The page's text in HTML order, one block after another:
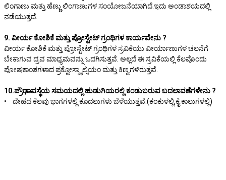
ಲಿಂಗಾಣು ಮತ್ತು ಹೆಣ್ಣು ಲಿಂಗಾಣುಗಳ ಸಂಯೋಜನೆಯಾಗಿದೆ.ಇದು ಅಂಡಾಶಯದಲ್ಲಿ
ನಡೆಯುತ್ತದೆ.
9. ವೀರ್ಯ ಕೋಶಿಕೆ ಮತ್ತು ಪ್ರೋಸ್ಟೇಟ್ ಗ್ರಂಥಿಗಳ ಕಾರ್ಯವೇನು ?
ವೀರ್ಯ ಕೋಶಿಕೆ ಮತ್ತು ಪ್ರೋಸ್ಟೇಟ್ ಗ್ರಂಥಿಗಳ ಸ್ರವಿಕೆಯು ವೀರ್ಯಾಣುಗಳ ಚಲನೆಗೆ
ಬೇಕಾಗುವ ದ್ರವ ಮಾಧ್ಯಮವನ್ನು ಒದಗಿಸುತ್ತವೆ. ಅಲ್ಲದೆ ಈ ಸ್ರವಿಕೆಯಲ್ಲಿ ಕೆಲವೊಂದು
ಪೋಷಕಾಂಶಗಳಾದ ಪ್ರಕ್ಟೋಸ್ಕ್ಯಾಲ್ಸಿಯಂ ಮತ್ತು ಕಿಣ್ವಗಳಿರುತ್ತವೆ.
10.ಪ್ರೌಢಾವಸ್ಥೆಯ ಸಮಯದಲ್ಲಿ ಹುಡುಗಿಯರಲ್ಲಿ ಕಂಡುಬರುವ ಬದಲಾವಣೆಗಳೇನು ?
• ದೇಹದ ಕೆಲವು ಭಾಗಗಳಲ್ಲಿ ಕೂದಲುಗಳು ಬೆಳೆಯುತ್ತವೆ.(ಕಂಕುಳಲ್ಲಿ,ಕೈ ಕಾಲುಗಳಲ್ಲಿ)